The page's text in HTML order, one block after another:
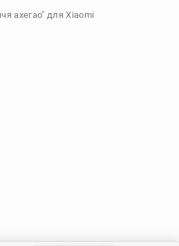
ахегао" для Xiaomi